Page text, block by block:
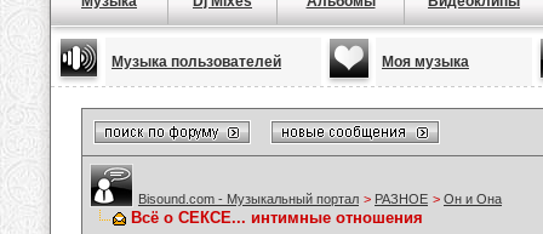
Музыка пользователей Моя музыка
Bisound.com - Музыкальный портал > РАЗНОЕ > Он и Она
Всё о СЕКСЕ... интимные отношения